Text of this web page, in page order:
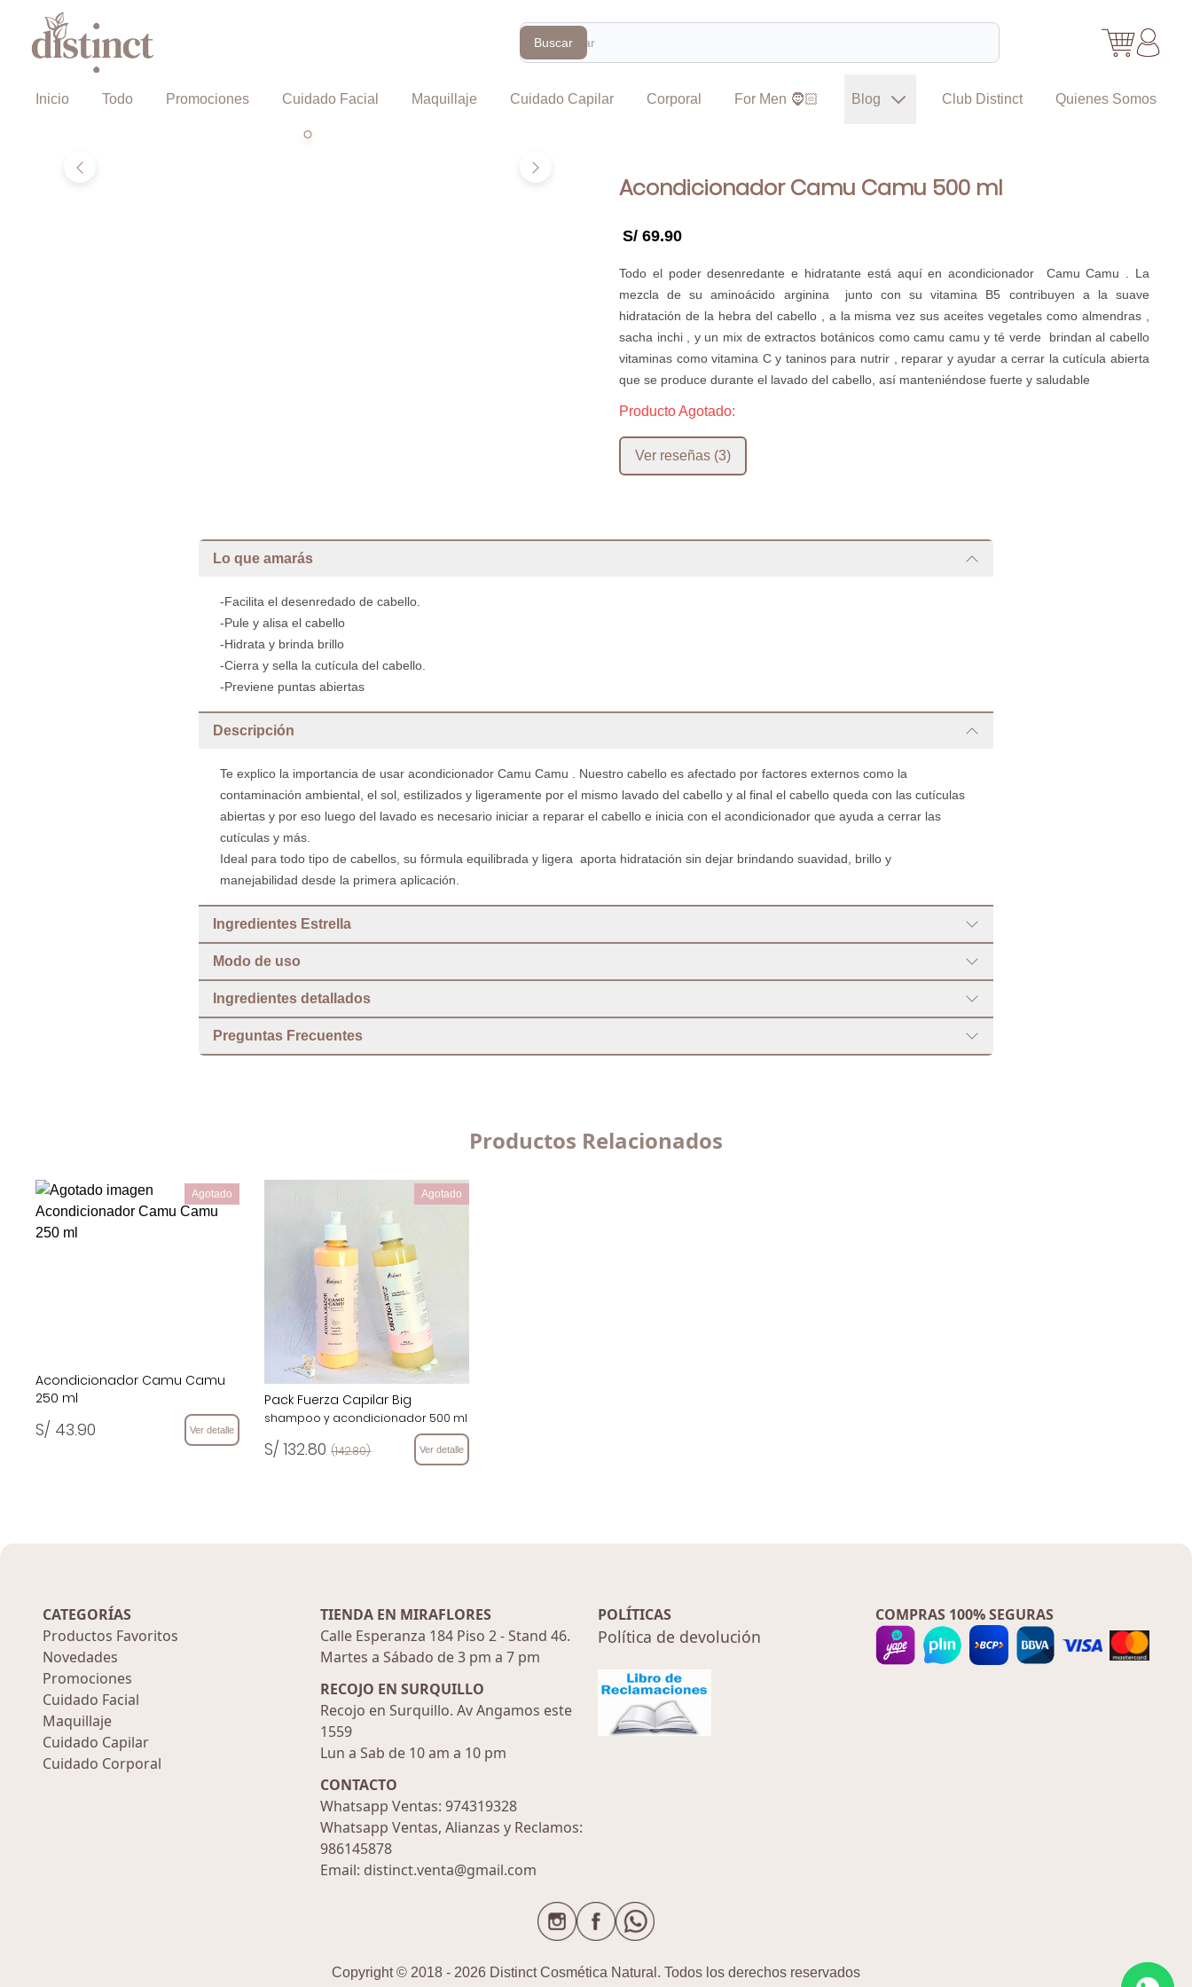
Search
Buscar
Inicio Todo Promociones Cuidado Facial Maquillaje Cuidado Capilar Corporal For Men 🧔🏻 Blog Club Distinct Quienes Somos
Acondicionador Camu Camu 500 ml
S/ 69.90
Todo el poder desenredante e hidratante está aquí en acondicionador Camu Camu . La
mezcla de su aminoácido arginina junto con su vitamina B5 contribuyen a la suave
hidratación de la hebra del cabello , a la misma vez sus aceites vegetales como almendras ,
sacha inchi , y un mix de extractos botánicos como camu camu y té verde brindan al cabello
vitaminas como vitamina C y taninos para nutrir , reparar y ayudar a cerrar la cutícula abierta
que se produce durante el lavado del cabello, así manteniéndose fuerte y saludable
Producto Agotado:
Lo que amarás
-Facilita el desenredado de cabello.
-Pule y alisa el cabello
-Hidrata y brinda brillo
-Cierra y sella la cutícula del cabello.
-Previene puntas abiertas
Descripción
Te explico la importancia de usar acondicionador Camu Camu . Nuestro cabello es afectado por factores externos como la
contaminación ambiental, el sol, estilizados y ligeramente por el mismo lavado del cabello y al final el cabello queda con las cutículas
abiertas y por eso luego del lavado es necesario iniciar a reparar el cabello e inicia con el acondicionador que ayuda a cerrar las
cutículas y más.
Ideal para todo tipo de cabellos, su fórmula equilibrada y ligera aporta hidratación sin dejar brindando suavidad, brillo y
manejabilidad desde la primera aplicación.
Ingredientes Estrella
Modo de uso
Ingredientes detallados
Preguntas Frecuentes
Productos Relacionados
Agotado
Acondicionador Camu Camu
250 ml
S/ 43.90 Ver detalle
Agotado
Pack Fuerza Capilar Big
shampoo y acondicionador 500 ml
S/ 132.80(142.80) Ver detalle
CATEGORÍAS
Productos Favoritos
Novedades
Promociones
Cuidado Facial
Maquillaje
Cuidado Capilar
Cuidado Corporal
TIENDA EN MIRAFLORES
Calle Esperanza 184 Piso 2 - Stand 46.
Martes a Sábado de 3 pm a 7 pm
RECOJO EN SURQUILLO
Recojo en Surquillo. Av Angamos este
1559
Lun a Sab de 10 am a 10 pm
CONTACTO
Whatsapp Ventas: 974319328
Whatsapp Ventas, Alianzas y Reclamos:
986145878
Email: distinct.venta@gmail.com
POLÍTICAS
Política de devolución
COMPRAS 100% SEGURAS
Copyright © 2018 - 2026 Distinct Cosmética Natural. Todos los derechos reservados